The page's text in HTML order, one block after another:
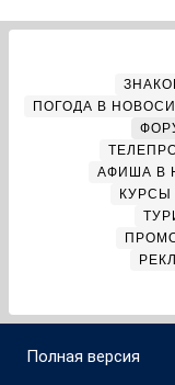
ПОГОДА В
АФИША В
Полная версия